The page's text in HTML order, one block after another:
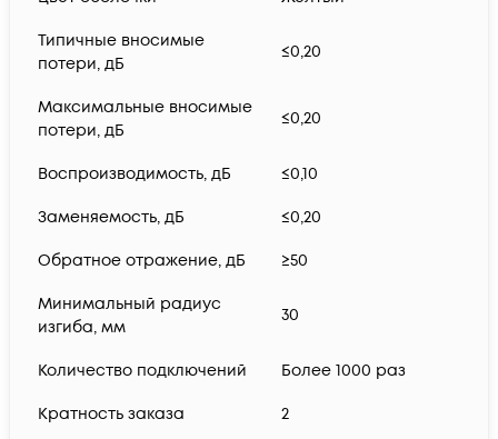
Типичные вносимые
потери, дБ
≤0,20
Максимальные вносимые
потери, дБ
≤0,20
Воспроизводимость, дБ ≤0,10
Заменяемость, дБ ≤0,20
Обратное отражение, дБ ≥50
Минимальный радиус
изгиба, мм
30
Количество подключений Более 1000 раз
Кратность заказа 2